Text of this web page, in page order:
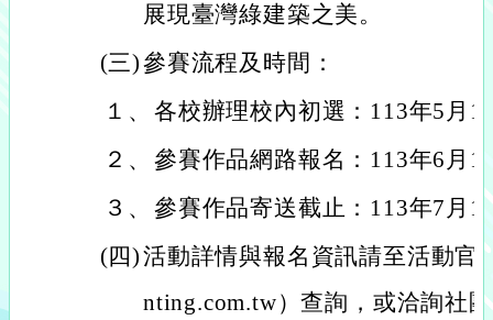
展現臺灣綠建築之美。
(三)參賽流程及時間：
１、 各校辦理校內初選：113年5月1
２、 參賽作品網路報名：113年6月1
３、 參賽作品寄送截止：113年7月
(四)活動詳情與報名資訊請至活動官
nting.com.tw）查詢，或洽詢社